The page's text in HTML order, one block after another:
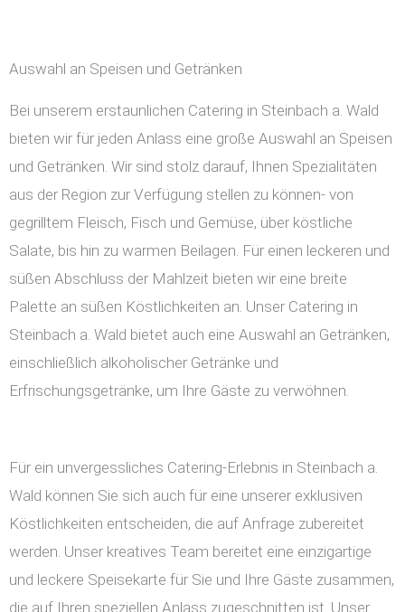
Auswahl an Speisen und Getränken
Bei unserem erstaunlichen Catering in Steinbach a. Wald
bieten wir für jeden Anlass eine große Auswahl an Speisen
und Getränken. Wir sind stolz darauf, Ihnen Spezialitäten
aus der Region zur Verfügung stellen zu können- von
gegrilltem Fleisch, Fisch und Gemüse, über köstliche
Salate, bis hin zu warmen Beilagen. Für einen leckeren und
süßen Abschluss der Mahlzeit bieten wir eine breite
Palette an süßen Köstlichkeiten an. Unser Catering in
Steinbach a. Wald bietet auch eine Auswahl an Getränken,
einschließlich alkoholischer Getränke und
Erfrischungsgetränke, um Ihre Gäste zu verwöhnen.
Für ein unvergessliches Catering-Erlebnis in Steinbach a.
Wald können Sie sich auch für eine unserer exklusiven
Köstlichkeiten entscheiden, die auf Anfrage zubereitet
werden. Unser kreatives Team bereitet eine einzigartige
und leckere Speisekarte für Sie und Ihre Gäste zusammen,
die auf Ihren speziellen Anlass zugeschnitten ist. Unser